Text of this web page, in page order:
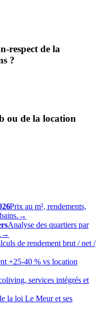
respect de la
?
ou de la location
Prix au m², rendements,
→
Analyse des quartiers par
→
de rendement brut / net /
+25-40 % vs location
services intégrés et
la loi Le Meur et ses